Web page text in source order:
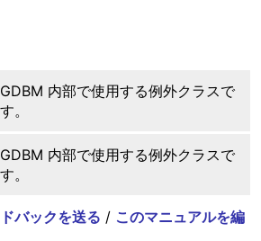
GDBM 内部で使用する例外クラスで
す。
GDBM 内部で使用する例外クラスで
す。
バックを送る / このマニュアルを編